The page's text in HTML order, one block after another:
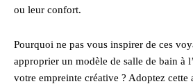
ou leur confort.
Pourquoi ne pas vous inspirer de ces
approprier un modèle de salle de bain à
votre empreinte créative ? Adoptez cette